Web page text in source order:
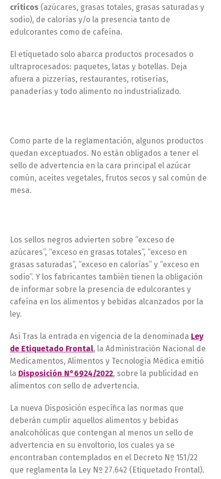
críticos (azúcares, grasas totales, grasas saturadas y
sodio), de calorías y/o la presencia tanto de
edulcorantes como de cafeína.
El etiquetado solo abarca productos procesados o
ultraprocesados: paquetes, latas y botellas. Deja
afuera a pizzerías, restaurantes, rotiserías,
panaderías y todo alimento no industrializado.
Como parte de la reglamentación, algunos productos
quedan exceptuados. No están obligados a tener el
sello de advertencia en la cara principal el azúcar
común, aceites vegetales, frutos secos y sal común de
mesa.
Los sellos negros advierten sobre “exceso de
azúcares”, “exceso en grasas totales”, “exceso en
grasas saturadas”, “exceso en calorías” y “exceso en
sodio”. Y los fabricantes también tienen la obligación
de informar sobre la presencia de edulcorantes y
cafeína en los alimentos y bebidas alcanzados por la
ley.
Asi Tras la entrada en vigencia de la denominada Ley
de Etiquetado Frontal, la Administración Nacional de
Medicamentos, Alimentos y Tecnología Médica emitió
la Disposición N°6924/2022, sobre la publicidad en
alimentos con sello de advertencia.
La nueva Disposición específica las normas que
deberán cumplir aquellos alimentos y bebidas
analcohólicas que contengan al menos un sello de
advertencia en su envoltorio, los cuales ya se
encontraban contemplados en el Decreto Nº 151/22
que reglamenta la Ley Nº 27.642 (Etiquetado Frontal).